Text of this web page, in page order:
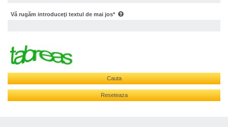
Vă rugăm introduceţi textul de mai jos*
Cauta
Reseteaza